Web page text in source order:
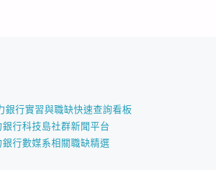
銀行實習與職缺快速查詢看板
行科技島社群新聞平台
行數媒系相關職缺精選